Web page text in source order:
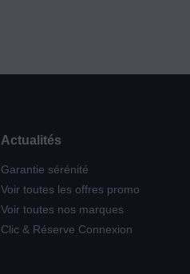
Actualités
Garantie sérénité
Voir toutes les offres promo
Voir toutes nos marques
Clic & Réserve Connexion